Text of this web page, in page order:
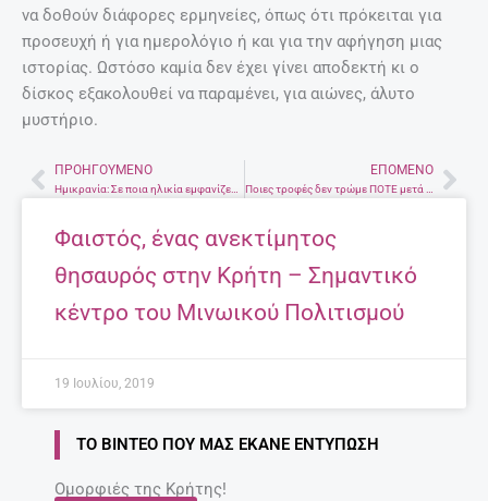
να δοθούν διάφορες ερμηνείες, όπως ότι πρόκειται για
προσευχή ή για ημερολόγιο ή και για την αφήγηση μιας
ιστορίας. Ωστόσο καμία δεν έχει γίνει αποδεκτή κι ο
δίσκος εξακολουθεί να παραμένει, για αιώνες, άλυτο
μυστήριο.
PrevΠΡΟΗΓΟΎΜΕΝΟ
Ημικρανία: Σε ποια ηλικία εμφανίζεται για πρώτη φορά
ΕΠΌΜΕΝΟ
Ποιες τροφές δεν τρώμε ΠΟΤΕ μετά την ημερομηνία λήξης!
Φαιστός, ένας ανεκτίμητος
θησαυρός στην Κρήτη – Σημαντικό
κέντρο του Μινωικού Πολιτισμού
19 Ιουλίου, 2019
ΤΟ ΒΊΝΤΕΟ ΠΟΥ ΜΑΣ ΈΚΑΝΕ ΕΝΤΎΠΩΣΗ
Ομορφιές της Κρήτης!